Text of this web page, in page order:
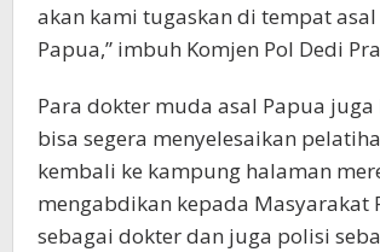
akan kami tugaskan di tempat
Papua,” imbuh Komjen Pol Dedi
Para dokter muda asal Papua
bisa segera menyelesaikan
kembali ke kampung halaman
mengabdikan kepada Masyarakat
sebagai dokter dan juga polisi